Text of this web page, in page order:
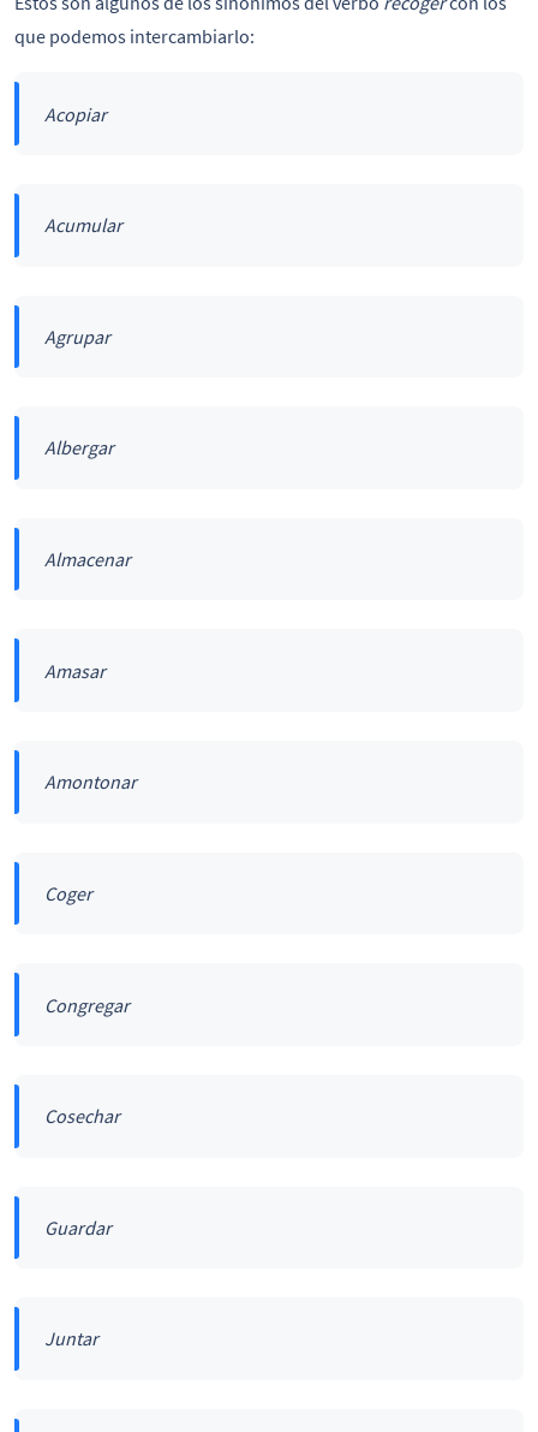
que podemos intercambiarlo:
Acopiar
Acumular
Agrupar
Albergar
Almacenar
Amasar
Amontonar
Coger
Congregar
Cosechar
Guardar
Juntar